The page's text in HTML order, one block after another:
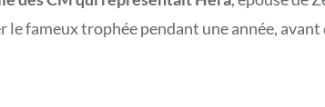
fameux trophée pendant une année, avant